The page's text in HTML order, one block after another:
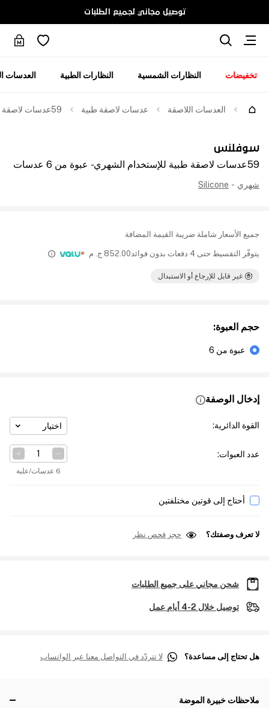
توصيل مجاني لجميع الطلبات
تخفيضات النظارات الشمسية النظارات الطبية العدسات
العدسات اللاصقة عدسات لاصقة طبية 59عدسات لاصقة طبية للإستخدام الشهري - عبوة من 6 عدسات
سوفلنس
59عدسات لاصقة طبية للإستخدام الشهري - عبوة من 6 عدسات
شهري -
Silicone
جميع الأسعار شاملة ضريبة القيمة المضافة
يتوفّر التقسيط حتى 4 دفعات بدون فوائد 852.00 ج. م
غير قابل للإرجاع أو الاستبدال
حجم العبوة:
عبوة من 6
إدخال الوصفة
القوة الدائرية: اختيار
عدد العبوات:
6 عدسات/علبة
أحتاج إلى قوتين مختلفتين
لا تعرف وصفتك؟ حجز فحص نظر
شحن مجاني على جميع الطلبات
توصيل خلال 2-4 أيام عمل
هل تحتاج إلى مساعدة؟ لا تتردّد في التواصل معنا عبر الواتساب
ملاحظات خبيرة الموضة